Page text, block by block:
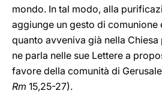
mondo. In tal modo, alla
aggiunge un gesto di comunione
quanto avveniva già nella Chiesa
ne parla nelle sue Lettere a
favore della comunità di
Rm 15,25-27).